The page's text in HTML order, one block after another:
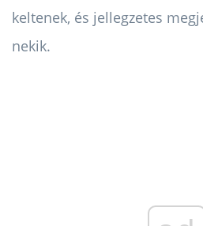
keltenek, és jellegzetes
nekik.